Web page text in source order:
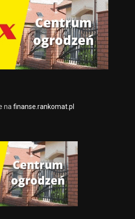
na finanse.rankomat.pl